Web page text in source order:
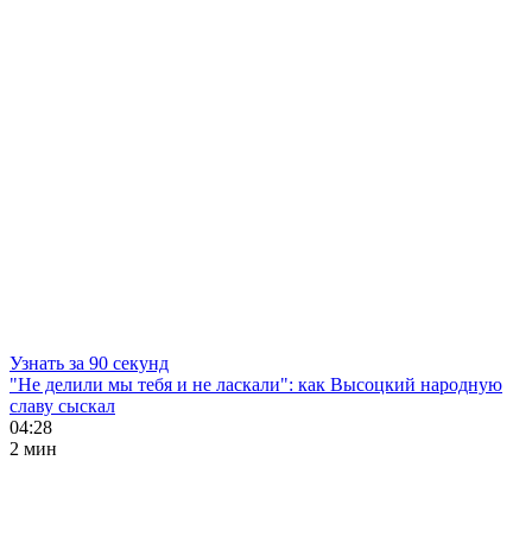
Узнать за 90 секунд
"Не делили мы тебя и не ласкали": как Высоцкий народную
славу сыскал
04:28
2 мин